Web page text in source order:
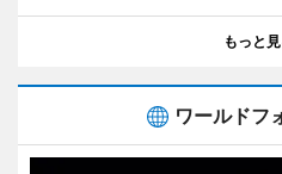
もっと
ワールドフ